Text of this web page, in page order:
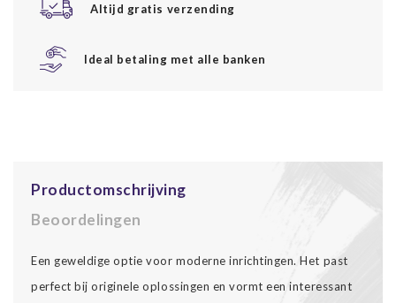
Altijd gratis verzending
Ideal betaling met alle banken
Productomschrijving
Beoordelingen
Een geweldige optie voor moderne inrichtingen. Het past
perfect bij originele oplossingen en vormt een interessant